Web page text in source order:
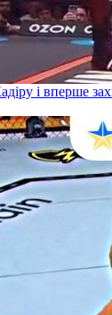
і вперше